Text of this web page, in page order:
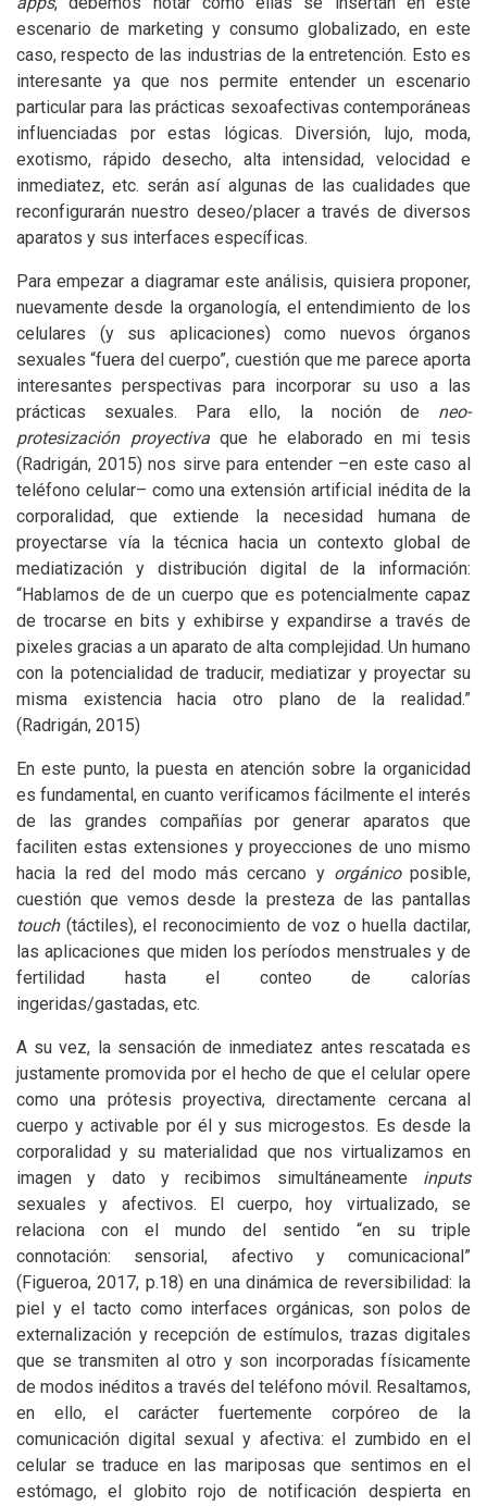
escenario de marketing y consumo globalizado, en este
caso, respecto de las industrias de la entretención. Esto es
interesante ya que nos permite entender un escenario
particular para las prácticas sexoafectivas contemporáneas
influenciadas por estas lógicas. Diversión, lujo, moda,
exotismo, rápido desecho, alta intensidad, velocidad e
inmediatez, etc. serán así algunas de las cualidades que
reconfigurarán nuestro deseo/placer a través de diversos
aparatos y sus interfaces específicas.
Para empezar a diagramar este análisis, quisiera proponer,
nuevamente desde la organología, el entendimiento de los
celulares (y sus aplicaciones) como nuevos órganos
sexuales “fuera del cuerpo”, cuestión que me parece aporta
interesantes perspectivas para incorporar su uso a las
prácticas sexuales. Para ello, la noción de neo-
protesización proyectivaque he elaborado en mi tesis
(Radrigán, 2015) nos sirve para entender –en este caso al
teléfono celular– como una extensión artificial inédita de la
corporalidad, que extiende la necesidad humana de
proyectarse vía la técnica hacia un contexto global de
mediatización y distribución digital de la información:
“Hablamos de de un cuerpo que es potencialmente capaz
de trocarse en bits y exhibirse y expandirse a través de
pixeles gracias a un aparato de alta complejidad. Un humano
con la potencialidad de traducir, mediatizar y proyectar su
misma existencia hacia otro plano de la realidad.”
(Radrigán, 2015)
En este punto, la puesta en atención sobre la organicidad
es fundamental, en cuanto verificamos fácilmente el interés
de las grandes compañías por generar aparatos que
faciliten estas extensiones y proyecciones de uno mismo
hacia la red del modo más cercano y orgánicoposible,
cuestión que vemos desde la presteza de las pantallas
touch(táctiles), el reconocimiento de voz o huella dactilar,
las aplicaciones que miden los períodos menstruales y de
fertilidad hasta el conteo de calorías
ingeridas/gastadas, etc.
A su vez, la sensación de inmediatez antes rescatada es
justamente promovida por el hecho de que el celular opere
como una prótesis proyectiva, directamente cercana al
cuerpo y activable por él y sus microgestos. Es desde la
corporalidad y su materialidad que nos virtualizamos en
imagen y dato y recibimos simultáneamente inputs
sexuales y afectivos. El cuerpo, hoy virtualizado, se
relaciona con el mundo del sentido “en su triple
connotación: sensorial, afectivo y comunicacional”
(Figueroa, 2017, p.18) en una dinámica de reversibilidad: la
piel y el tacto como interfaces orgánicas, son polos de
externalización y recepción de estímulos, trazas digitales
que se transmiten al otro y son incorporadas físicamente
de modos inéditos a través del teléfono móvil. Resaltamos,
en ello, el carácter fuertemente corpóreo de la
comunicación digital sexual y afectiva: el zumbido en el
celular se traduce en las mariposas que sentimos en el
estómago, el globito rojo de notificación despierta en